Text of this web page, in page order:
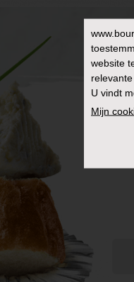
website
U vindt
Mijn